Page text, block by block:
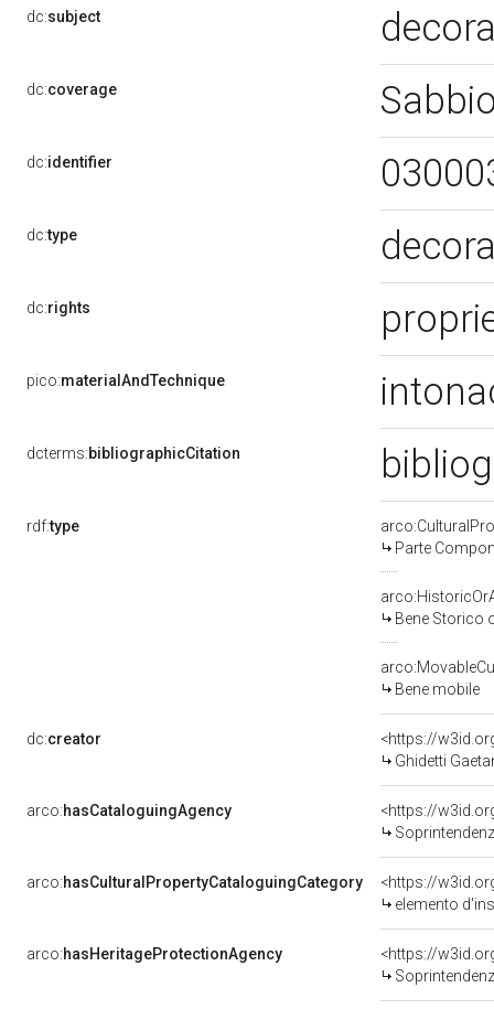
dc:subject
dc:coverage
dc:identifier
dc:type
dc:rights
pico:materialAndTechnique
dcterms:bibliographicCitation
rdf:type
Parte
Bene Storico
Bene mobile
dc:creator
<https://
Ghidetti
arco:hasCataloguingAgency
<https://
arco:hasCulturalPropertyCataloguingCategory
<https://
elemento
arco:hasHeritageProtectionAgency
<https://